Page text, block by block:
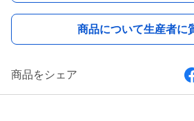
商品について生産者に
商品をシェア